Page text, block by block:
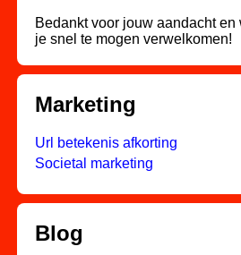
Bedankt voor jouw aandacht
je snel te mogen verwelkomen!
Marketing
Url betekenis afkorting
Societal marketing
Blog